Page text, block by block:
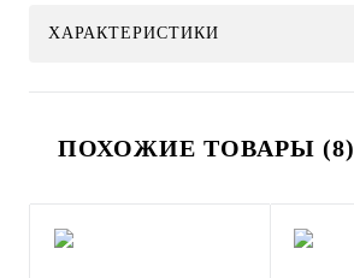
ХАРАКТЕРИСТИКИ
ПОХОЖИЕ ТОВАРЫ (8)